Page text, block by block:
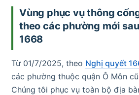
Vùng phục vụ thông
theo các phường mới
1668
Từ 01/7/2025, theo Nghị quyết
các phường thuộc quận Ô Môn
Chúng tôi phục vụ toàn bộ địa